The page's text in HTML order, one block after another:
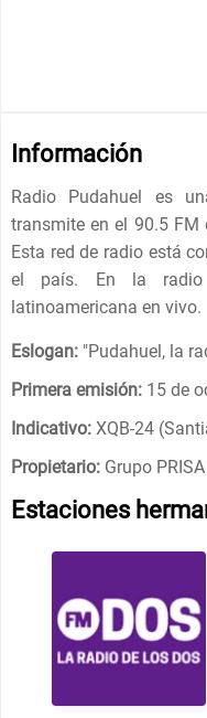
Información
Radio Pudahuel es
transmite en el 90.5 FM
Esta red de radio está
el país. En la radio
latinoamericana en vivo.
Eslogan: "Pudahuel, la
Primera emisión: 15 de
Indicativo: XQB-24
Propietario: Grupo PRISA
Estaciones